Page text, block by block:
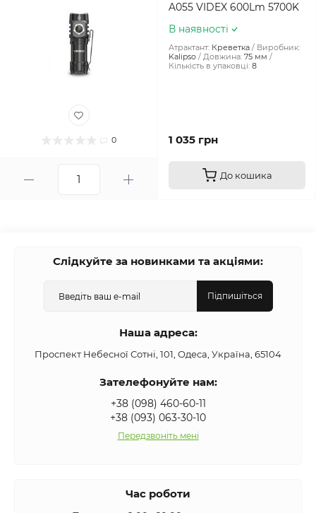
0
A055 VIDEX 600Lm 5700K
В наявності
Атрактант: Креветка
Виробник:
Kalipso
Довжина: 75 мм
Кількість в упаковці: 8
1 035 грн
До кошика
Слідкуйте за новинками та акціями:
Підпишіться
Наша адреса:
Проспект Небесної Сотні, 101, Одеса, Україна, 65104
Зателефонуйте нам:
+38 (098) 460-60-11
+38 (093) 063-30-10
Передзвоніть мені
Час роботи